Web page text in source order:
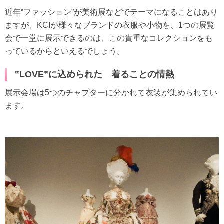
近年‟ファッション”が美術展などでテーマになることはあり
ますが、KCIが様々なブランドの衣服や小物を、1つの展覧
会で一堂に展示できるのは、この貴重なコレクションをも
っているからといえるでしょう。
‟LOVE”に込められた 着ることの情熱
展示会場は5つのチャプターに分かれて衣装が集められてい
ます。